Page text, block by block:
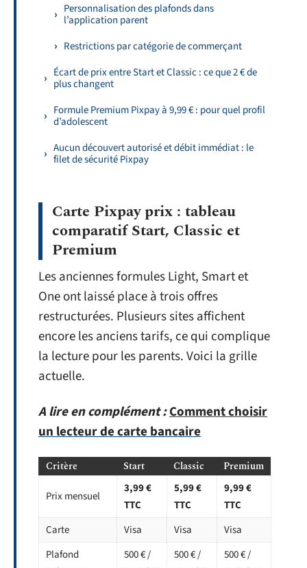
Personnalisation des plafonds dans
l’application parent
Restrictions par catégorie de commerçant
Écart de prix entre Start et Classic : ce que 2 € de
plus changent
Formule Premium Pixpay à 9,99 € : pour quel profil
d’adolescent
Aucun découvert autorisé et débit immédiat : le
filet de sécurité Pixpay
Carte Pixpay prix : tableau
comparatif Start, Classic et
Premium
Les anciennes formules Light, Smart et
One ont laissé place à trois offres
restructurées. Plusieurs sites affichent
encore les anciens tarifs, ce qui complique
la lecture pour les parents. Voici la grille
actuelle.
A lire en complément :Comment choisir
un lecteur de carte bancaire
Critère Start Classic Premium
Prix mensuel
3,99 €
TTC
5,99 €
TTC
9,99 €
TTC
Carte
Visa Visa
Visa
Plafond
500 € /
500 € /
500 € /